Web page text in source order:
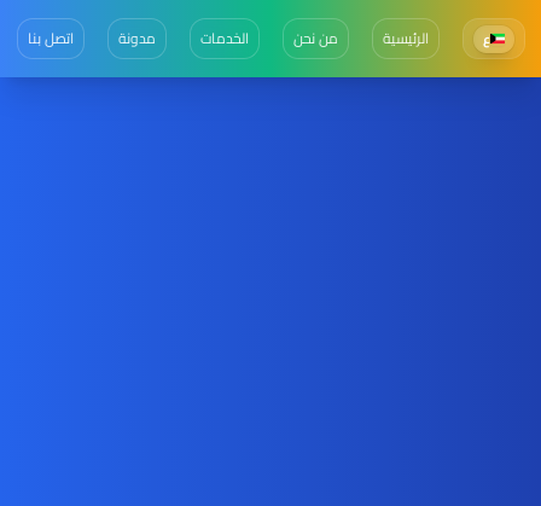
ع الرئيسية من نحن الخدمات مدونة اتصل بنا